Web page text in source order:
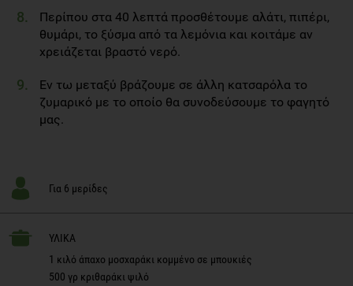
Περίπου στα 40 λεπτά προσθέτουμε αλάτι, πιπέρι,
θυμάρι, το ξύσμα από τα λεμόνια και κοιτάμε αν
χρειάζεται βραστό νερό.
Εν τω μεταξύ βράζουμε σε άλλη κατσαρόλα το
ζυμαρικό με το οποίο θα συνοδεύσουμε το φαγητό
μας.
Για 6 μερίδες
ΥΛΙΚΑ
1 κιλό άπαχο μοσχαράκι κομμένο σε μπουκιές
500 γρ κριθαράκι ψιλό